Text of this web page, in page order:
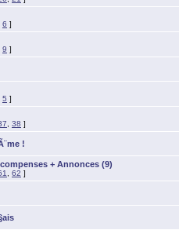
6 ]
9 ]
5 ]
38 ]
!
+ Annonces (9)
62 ]